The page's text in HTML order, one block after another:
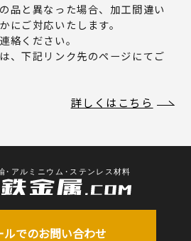
品と異なった場合、加工間違い
にご対応いたします。
絡ください。
、下記リンク先のページにてご
詳しくはこちら
ルでのお問い合わせ